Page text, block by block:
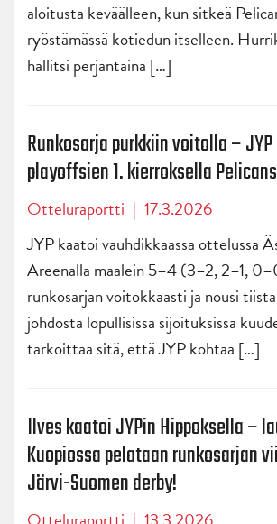
aloitusta keväälleen, kun sitkeä
ryöstämässä kotiedun itselleen.
hallitsi perjantaina […]
Runkosarja purkkiin voitolla –
playoffsien 1. kierroksella
Otteluraportti | 17.3.2026
JYP kaatoi vauhdikkaassa ottelussa
Areenalla maalein 5–4 (3–2, 2–1,
runkosarjan voitokkaasti ja nousi
johdosta lopullisissa sijoituksissa
tarkoittaa sitä, että JYP kohtaa […]
Ilves kaatoi JYPin Hippoksella –
Kuopiossa pelataan runkosarjan
Järvi-Suomen derby!